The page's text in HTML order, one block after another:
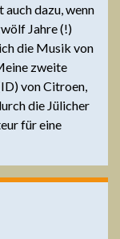
dazu, wenn
Jahre (!)
die Musik von
zweite
von Citroen,
die Jülicher
für eine